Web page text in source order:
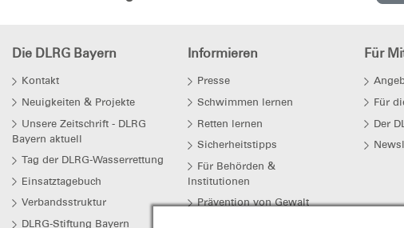
Die DLRG Bayern
Kontakt
Neuigkeiten & Projekte
Unsere Zeitschrift - DLRG
Bayern aktuell
Tag der DLRG-Wasserrettung
Einsatztagebuch
Verbandsstruktur
DLRG-Stiftung Bayern
Informieren
Presse
Schwimmen lernen
Retten lernen
Sicherheitstipps
Für Behörden &
Institutionen
Prävention von Gewalt
Für
Für
Der